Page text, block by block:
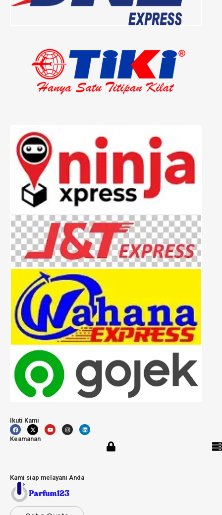
Ikuti Kami
Keamanan
Kami siap melayani Anda